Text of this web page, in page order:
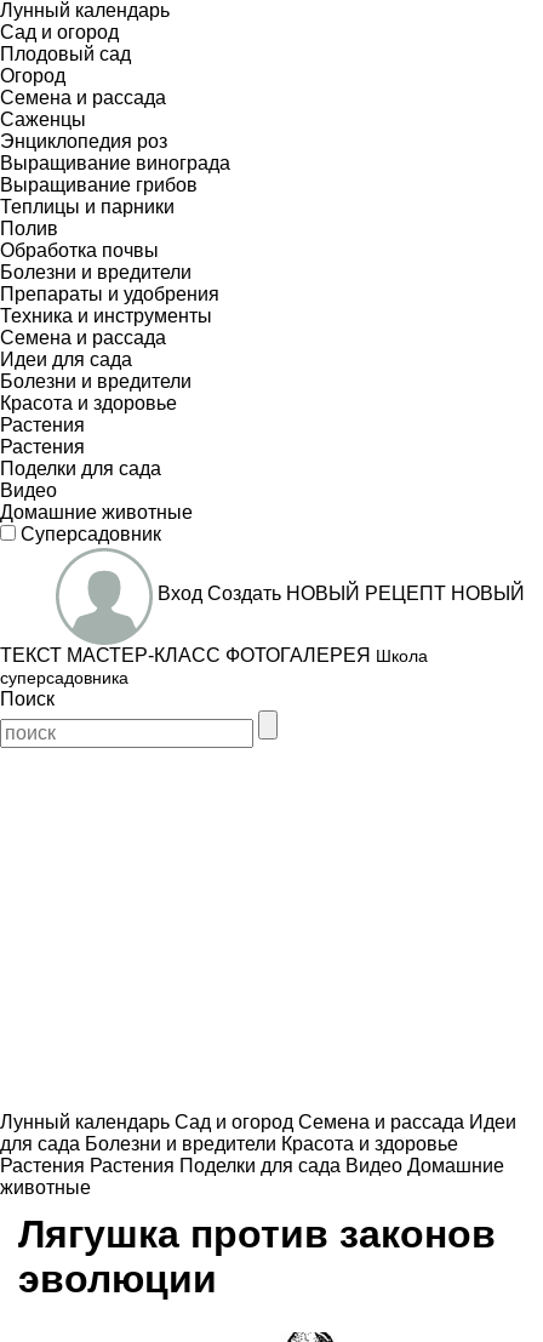
Лунный календарь
Сад и огород
Плодовый сад
Огород
Семена и рассада
Саженцы
Энциклопедия роз
Выращивание винограда
Выращивание грибов
Теплицы и парники
Полив
Обработка почвы
Болезни и вредители
Препараты и удобрения
Техника и инструменты
Семена и рассада
Идеи для сада
Болезни и вредители
Красота и здоровье
Растения
Растения
Поделки для сада
Видео
Домашние животные
Суперсадовник
Вход Создать НОВЫЙ РЕЦЕПТ НОВЫЙ
ТЕКСТ МАСТЕР-КЛАСС ФОТОГАЛЕРЕЯ Школа
суперсадовника
Поиск
Лунный календарь Сад и огород Семена и рассада Идеи
для сада Болезни и вредители Красота и здоровье
Растения Растения Поделки для сада Видео Домашние
животные
Лягушка против законов
эволюции